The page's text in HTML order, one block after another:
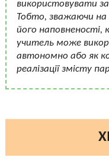
використовувати
Тобто, зважаючи на
його наповненості,
учитель може
автономно або як
реалізації змісту